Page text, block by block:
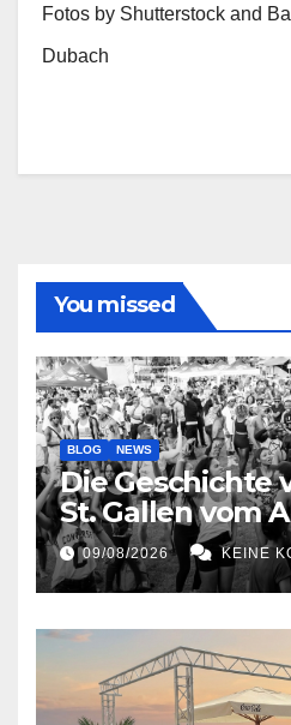
Fotos by Shutterstock and
Dubach
You missed
BLOG NEWS
Die Geschichte
St. Gallen vom
jetzt
09/08/2026 KEINE